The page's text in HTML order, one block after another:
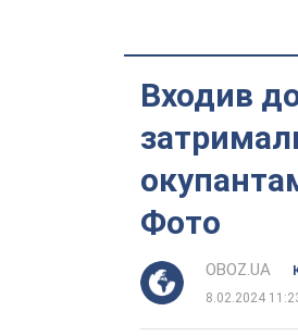
Входив
Фото
OBOZ.UA
8.02.2024